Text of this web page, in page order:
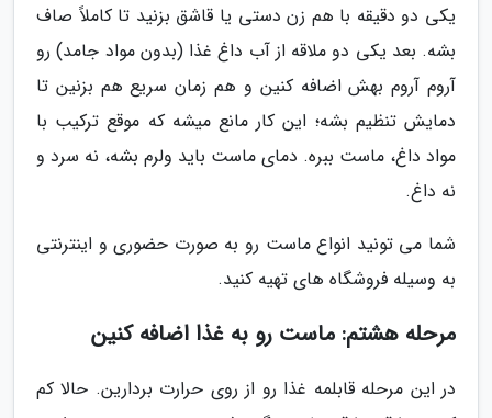
یکی دو دقیقه با هم زن دستی یا قاشق بزنید تا کاملاً صاف
بشه. بعد یکی دو ملاقه از آب داغ غذا (بدون مواد جامد) رو
آروم آروم بهش اضافه کنین و هم زمان سریع هم بزنین تا
دمایش تنظیم بشه؛ این کار مانع میشه که موقع ترکیب با
مواد داغ، ماست ببره. دمای ماست باید ولرم بشه، نه سرد و
نه داغ.
شما می تونید انواع ماست رو به صورت حضوری و اینترنتی
به وسیله فروشگاه های تهیه کنید.
مرحله هشتم: ماست رو به غذا اضافه کنین
در این مرحله قابلمه غذا رو از روی حرارت بردارین. حالا کم